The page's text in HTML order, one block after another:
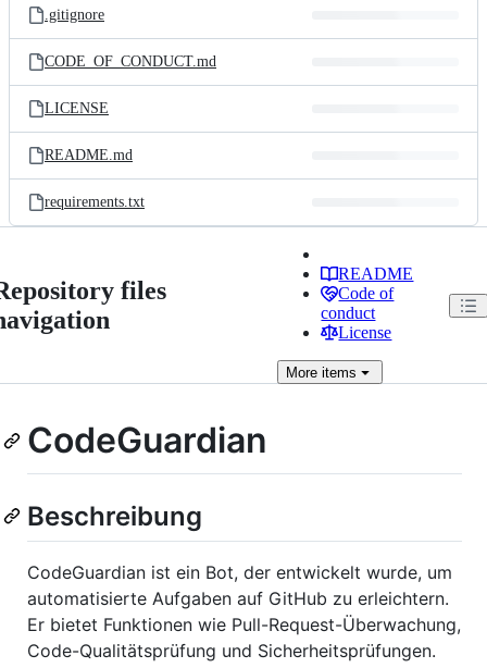
.gitignore
CODE_OF_CONDUCT.md
LICENSE
README.md
requirements.txt
files
README
Code of
conduct
License
More items
CodeGuardian
Beschreibung
CodeGuardian ist ein Bot, der entwickelt wurde, um
automatisierte Aufgaben auf GitHub zu erleichtern.
Er bietet Funktionen wie Pull-Request-Überwachung,
Code-Qualitätsprüfung und Sicherheitsprüfungen.